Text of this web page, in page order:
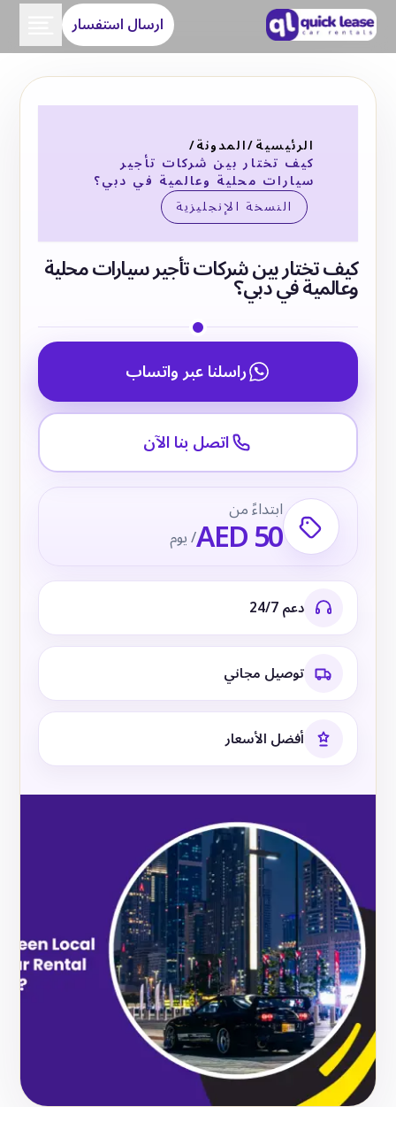
ارسال استفسار
الرئيسية/المدونة/
كيف تختار بين شركات تأجير
سيارات محلية وعالمية في دبي؟
النسخة الإنجليزية
كيف تختار بين شركات تأجير سيارات محلية
وعالمية في دبي؟
راسلنا عبر واتساب
اتصل بنا الآن
ابتداءً من
AED 50/ يوم
دعم 24/7
توصيل مجاني
أفضل الأسعار